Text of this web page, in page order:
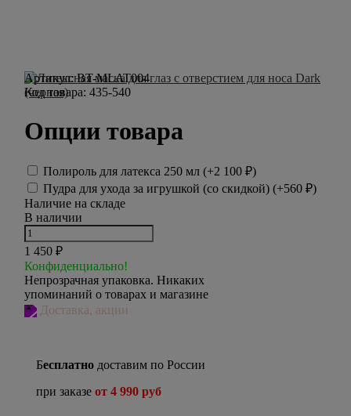
Артикул:BT-MLAT004
Код товара: 435-540
Опции товара
Полироль для латекса 250 мл (+2 100 ₽)
Пудра для ухода за игрушкой (со скидкой) (+560 ₽)
Наличие на складе
В наличии
1 450 ₽
Конфиденциально!
Непрозрачная упаковка. Никаких
упоминаний о товарах и магазине
Доставка, акции
Бесплатно доставим по России
при заказе от 4 990 руб